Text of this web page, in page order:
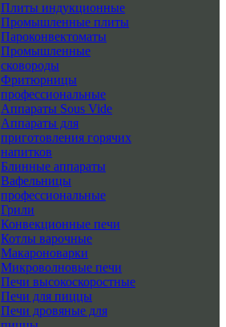
Плиты индукционные
Промышленные плиты
Пароконвектоматы
Промышленные
сковороды
Фритюрницы
профессиональные
Аппараты Sous Vide
Аппараты для
приготовления горячих
напитков
Блинные аппараты
Вафельницы
профессиональные
Грили
Конвекционные печи
Котлы варочные
Макароноварки
Микроволновые печи
Печи высокоскоростные
Печи для пиццы
Печи дровяные для